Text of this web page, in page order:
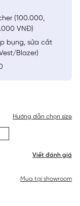
Viết đánh giá
Hướng dẫn chọn size
Mua tại showroom
(100.000,
VNĐ)
bụng, sửa cắt
Blazer)